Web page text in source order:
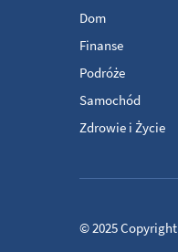
Dom
Finanse
Podróże
Samochód
Zdrowie i Życie
© 2025Copyright